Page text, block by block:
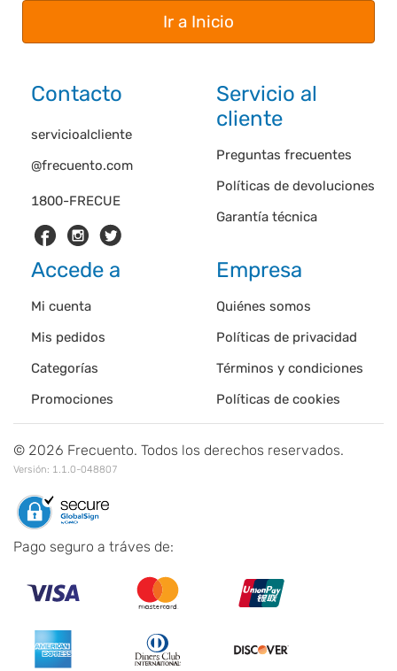
Ir a Inicio
Contacto
1800-FRECUE
servicioalcliente
@frecuento.com
Servicio al
cliente
Preguntas frecuentes
Políticas de devoluciones
Garantía técnica
Accede a
Mi cuenta
Mis pedidos
Categorías
Promociones
Empresa
Quiénes somos
Políticas de privacidad
Términos y condiciones
Políticas de cookies
© 2026 Frecuento. Todos los derechos reservados.
Versión: 1.1.0-048807
Pago seguro a tráves de: